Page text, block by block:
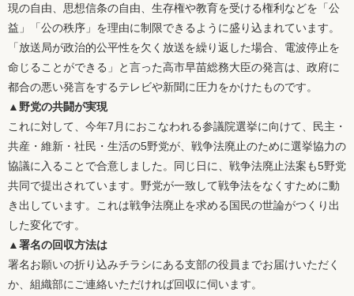
現の自由、思想信条の自由、生存権や教育を受ける権利などを「公
益」「公の秩序」を理由に制限できるように盛り込まれています。
「放送局が政治的公平性を欠く放送を繰り返した場合、電波停止を
命じることができる」と言った高市早苗総務大臣の発言は、政府に
都合の悪い発言をするテレビや新聞に圧力をかけたものです。
▲野党の共闘が実現
これに対して、今年7月におこなわれる参議院選挙に向けて、民主・
共産・維新・社民・生活の5野党が、戦争法廃止のために選挙協力の
協議に入ることで合意しました。同じ日に、戦争法廃止法案も5野党
共同で提出されています。野党が一致して戦争法をなくすために動
き出しています。これは戦争法廃止を求める国民の世論がつくり出
した変化です。
▲署名の回収方法は
署名お願いの折り込みチラシにある支部の役員までお届けいただく
か、組織部にご連絡いただければ回収に伺います。